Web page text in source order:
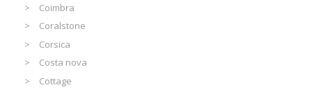
Coimbra
Coralstone
Corsica
Costa nova
Cottage